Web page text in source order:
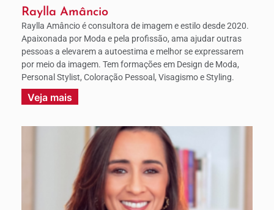
Raylla Amâncio
Raylla Amâncio é consultora de imagem e estilo desde 2020.
Apaixonada por Moda e pela profissão, ama ajudar outras
pessoas a elevarem a autoestima e melhor se expressarem
por meio da imagem. Tem formações em Design de Moda,
Personal Stylist, Coloração Pessoal, Visagismo e Styling.
Veja mais